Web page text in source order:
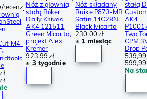
recenzji
M4-
Nóż z głownią
stałą Böker
Daily Knives
AK4 121511
Green Micarta,
projekt Alex
Kremer
923,99 zł
± 3 tygodnie
Nóż składany
Ruike P873-MB
Satin 14C28N,
Black Micarta
230,00 zł
± 1 miesiąc
stałą
AK4
Two
CPM
Drop
539,99
599,99
Na